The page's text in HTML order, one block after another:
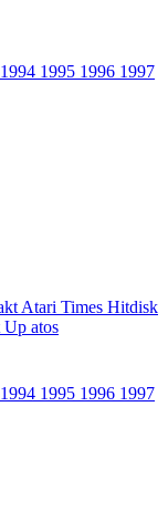
1994 1995 1996 1997
Atari Times Hitdisk
Up atos
1994 1995 1996 1997